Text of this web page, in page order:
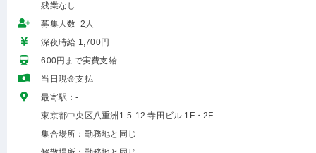
残業なし
募集人数 2人
深夜時給 1,700円
600円まで実費支給
当日現金支払
最寄駅：-
東京都中央区八重洲1-5-12 寺田ビル 1F・2F
集合場所：勤務地と同じ